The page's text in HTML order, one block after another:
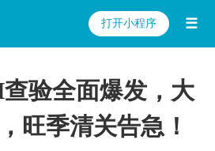
打开小程序 ☰
验全面爆发，大
旺季清关告急！